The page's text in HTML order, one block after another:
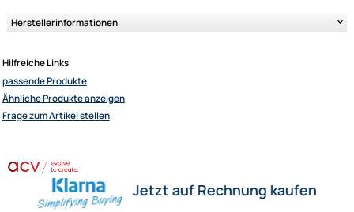
mit dem in Ihrem Fahrzeug übereinstimmen.
Ergänzende Erklärung:
Wofür wird dieser Adapter eigentlich benötigt ?
Sie besitzen ein neues Fahrzeug z. Bsp. einen Fiat. Nun möchten Sie
Lenkrad ( Multifunktionslenkrad ) aus steuern können, benötigen Sie
Lenkradfernbedienungsadapter um beides wieder funktionstüchtig
miteinander zu verbinden.
Ultramall
Zahlungsarten
Wir versenden mit
Unsere Leistungen